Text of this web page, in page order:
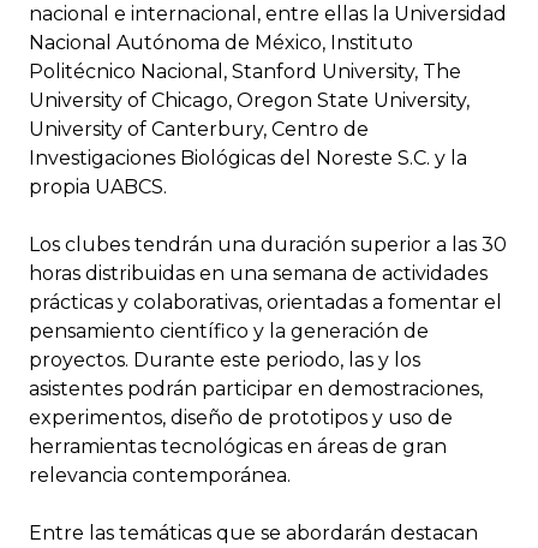
nacional e internacional, entre ellas la Universidad
Nacional Autónoma de México, Instituto
Politécnico Nacional, Stanford University, The
University of Chicago, Oregon State University,
University of Canterbury, Centro de
Investigaciones Biológicas del Noreste S.C. y la
propia UABCS.
Los clubes tendrán una duración superior a las 30
horas distribuidas en una semana de actividades
prácticas y colaborativas, orientadas a fomentar el
pensamiento científico y la generación de
proyectos. Durante este periodo, las y los
asistentes podrán participar en demostraciones,
experimentos, diseño de prototipos y uso de
herramientas tecnológicas en áreas de gran
relevancia contemporánea.
Entre las temáticas que se abordarán destacan